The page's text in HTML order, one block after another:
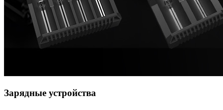
Зарядные устройства